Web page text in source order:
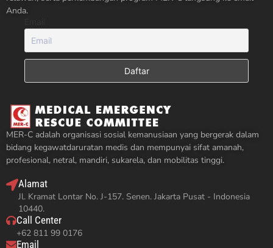
MER-C adalah organisasi sosial kemanusiaan yang bergerak dalam
bidang kegawatdaruratan medis dan mempunyai sifat amanah,
profesional, netral, mandiri, sukarela, dan mobilitas tinggi.
Alamat
Jl. Kramat Lontar No. J-157. Senen. Jakarta Pusat - Indonesia
10440.
Call Center
+62 811 99 0176
Email
Anda.